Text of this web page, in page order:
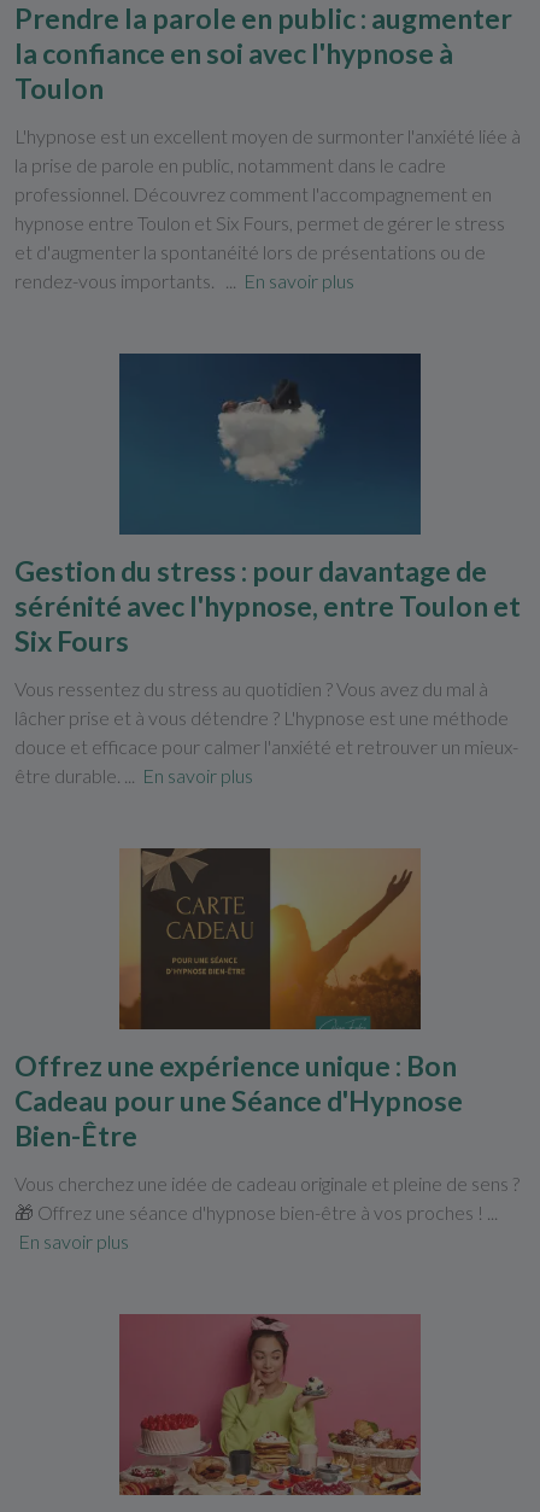
Prendre la parole en public : augmenter
la confiance en soi avec l'hypnose à
Toulon
L'hypnose est un excellent moyen de surmonter l'anxiété liée à
la prise de parole en public, notamment dans le cadre
professionnel. Découvrez comment l'accompagnement en
hypnose entre Toulon et Six Fours, permet de gérer le stress
et d'augmenter la spontanéité lors de présentations ou de
rendez-vous importants. ...
En savoir plus
Gestion du stress : pour davantage de
sérénité avec l'hypnose, entre Toulon et
Six Fours
Vous ressentez du stress au quotidien ? Vous avez du mal à
lâcher prise et à vous détendre ? L'hypnose est une méthode
douce et efficace pour calmer l'anxiété et retrouver un mieux-
être durable. ...
En savoir plus
Offrez une expérience unique : Bon
Cadeau pour une Séance d'Hypnose
Bien-Être
Vous cherchez une idée de cadeau originale et pleine de sens ?
🎁 Offrez une séance d'hypnose bien-être à vos proches ! ...
En savoir plus